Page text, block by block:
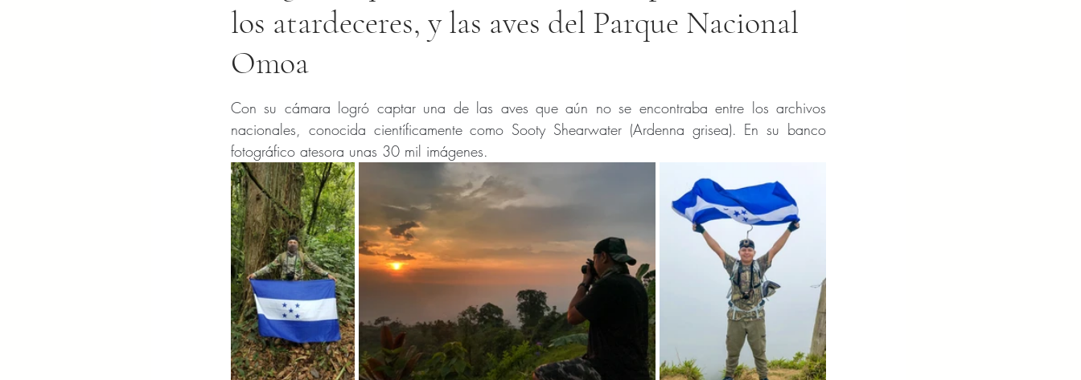
los atardeceres, y las aves del Parque Nacional
Omoa
Con su cámara logró captar una de las aves que aún no se encontraba entre los archivos
nacionales, conocida científicamente como Sooty Shearwater (Ardenna grisea). En su banco
fotográfico atesora unas 30 mil imágenes.